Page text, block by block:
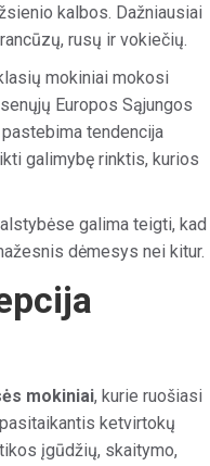
kalbos. Dažniausiai
rusų ir vokiečių.
mokiniai mokosi
Europos Sąjungos
tendencija
galimybę rinktis, kurios
galima teigti, kad
dėmesys nei kitur.
mokiniai, kurie ruošiasi
ketvirtokų
įgūdžių, skaitymo,